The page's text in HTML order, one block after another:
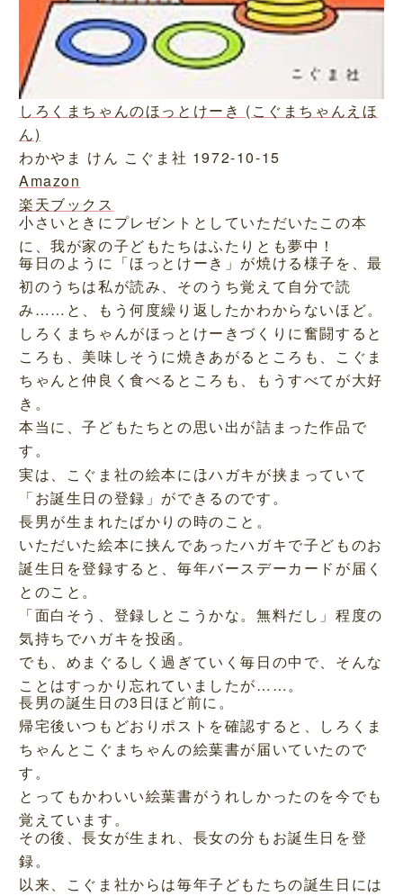
しろくまちゃんのほっとけーき (こぐまちゃんえほ
ん)
わかやま けん こぐま社 1972-10-15
Amazon
楽天ブックス
小さいときにプレゼントとしていただいたこの本
に、我が家の子どもたちはふたりとも夢中！
毎日のように「ほっとけーき」が焼ける様子を、最
初のうちは私が読み、そのうち覚えて自分で読
み……と、もう何度繰り返したかわからないほど。
しろくまちゃんがほっとけーきづくりに奮闘すると
ころも、美味しそうに焼きあがるところも、こぐま
ちゃんと仲良く食べるところも、もうすべてが大好
き。
本当に、子どもたちとの思い出が詰まった作品で
す。
実は、こぐま社の絵本にはハガキが挟まっていて
「お誕生日の登録」ができるのです。
長男が生まれたばかりの時のこと。
いただいた絵本に挟んであったハガキで子どものお
誕生日を登録すると、毎年バースデーカードが届く
とのこと。
「面白そう、登録しとこうかな。無料だし」程度の
気持ちでハガキを投函。
でも、めまぐるしく過ぎていく毎日の中で、そんな
ことはすっかり忘れていましたが……。
長男の誕生日の3日ほど前に。
帰宅後いつもどおりポストを確認すると、しろくま
ちゃんとこぐまちゃんの絵葉書が届いていたので
す。
とってもかわいい絵葉書がうれしかったのを今でも
覚えています。
その後、長女が生まれ、長女の分もお誕生日を登
録。
以来、こぐま社からは毎年子どもたちの誕生日には